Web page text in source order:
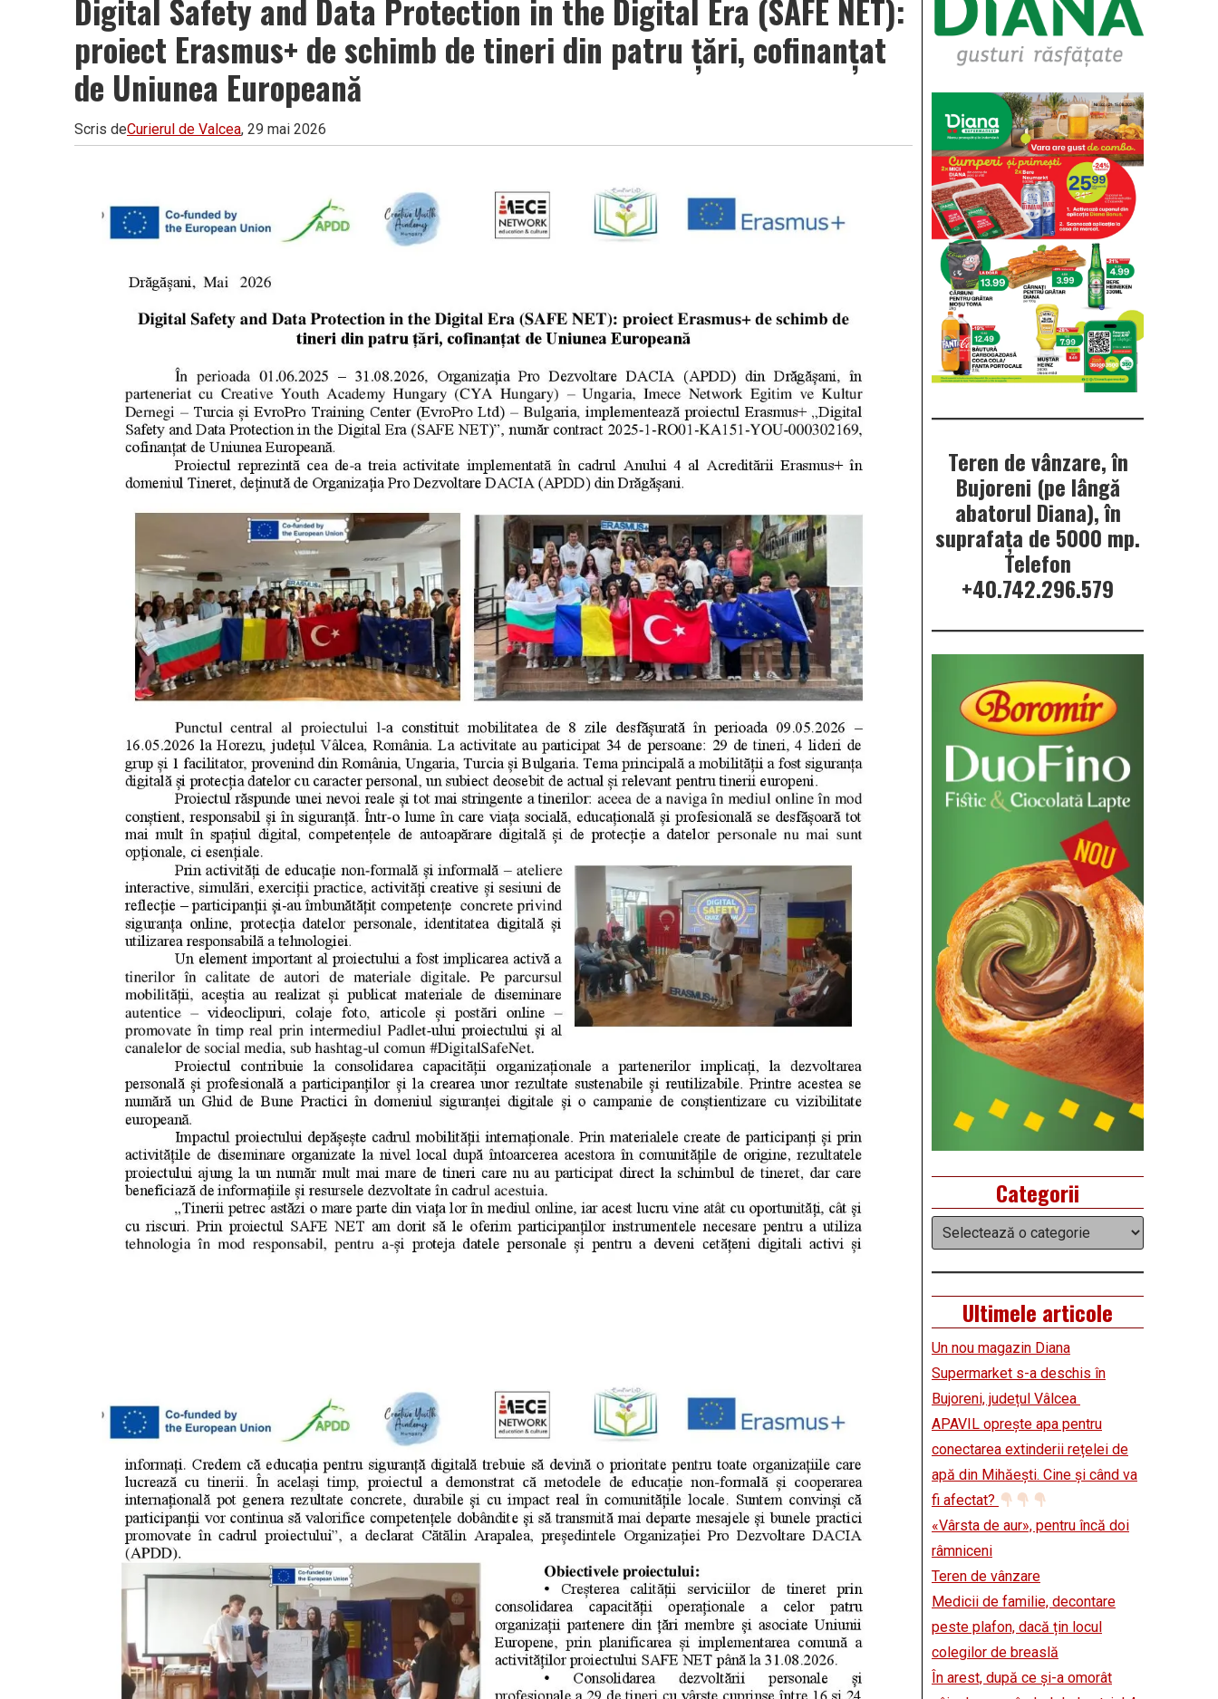
Vâlcea
Digital Safety and Data Protection in the Digital Era (SAFE NET):
proiect Erasmus+ de schimb de tineri din patru țări, cofinanțat
de Uniunea Europeană
Scris deCurierul de Valcea, 29 mai 2026
Teren de vânzare, în
Bujoreni (pe lângă
abatorul Diana), în
suprafața de 5000 mp.
Telefon
+40.742.296.579
Categorii
Categorii
Ultimele articole
Un nou magazin Diana
Supermarket s-a deschis în
Bujoreni, județul Vâlcea
APAVIL oprește apa pentru
conectarea extinderii rețelei de
apă din Mihăești. Cine și când va
fi afectat?
«Vârsta de aur», pentru încă doi
râmniceni
Teren de vânzare
Medicii de familie, decontare
peste plafon, dacă țin locul
colegilor de breaslă
În arest, după ce și-a omorât